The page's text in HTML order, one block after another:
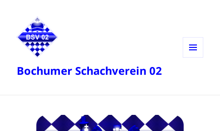
Bochumer Schachverein 02